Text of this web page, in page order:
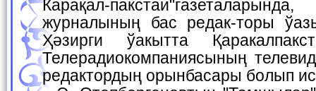
Карақал-
журналының бас редак-торы
Ҳәзирги ўакытта
Телерадиокомпаниясының
редактордың орынбасары болып